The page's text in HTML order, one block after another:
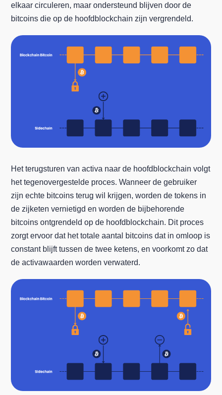
elkaar circuleren, maar ondersteund blijven door de
bitcoins die op de hoofdblockchain zijn vergrendeld.
Het terugsturen van activa naar de hoofdblockchain volgt
het tegenovergestelde proces. Wanneer de gebruiker
zijn echte bitcoins terug wil krijgen, worden de tokens in
de zijketen vernietigd en worden de bijbehorende
bitcoins ontgrendeld op de hoofdblockchain. Dit proces
zorgt ervoor dat het totale aantal bitcoins dat in omloop is
constant blijft tussen de twee ketens, en voorkomt zo dat
de activawaarden worden verwaterd.